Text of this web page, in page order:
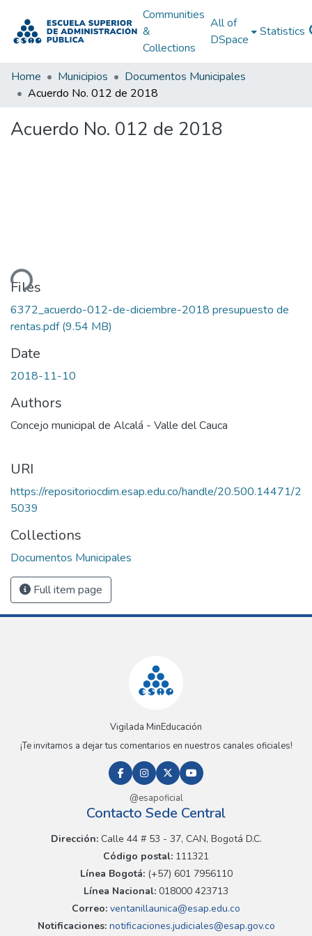
Communities
&
Collections
All of
DSpace
Statistics
Home Municipios
Documentos Municipales
Acuerdo No. 012 de 2018
Acuerdo No. 012 de 2018
Files
6372_acuerdo-012-de-diciembre-2018 presupuesto de
rentas.pdf(9.54 MB)
Date
2018-11-10
Authors
Concejo municipal de Alcalá - Valle del Cauca
URI
https://repositoriocdim.esap.edu.co/handle/20.500.14471/2
5039
Collections
Documentos Municipales
Full item page
Vigilada MinEducación
¡Te invitamos a dejar tus comentarios en nuestros canales oficiales!
@esapoficial
Contacto Sede Central
Dirección:Calle 44 # 53 - 37, CAN, Bogotá D.C.
Código postal: 111321
Línea Bogotá:(+57) 601 7956110
Línea Nacional: 018000 423713
Correo: ventanillaunica@esap.edu.co
Notificaciones:notificaciones.judiciales@esap.gov.co